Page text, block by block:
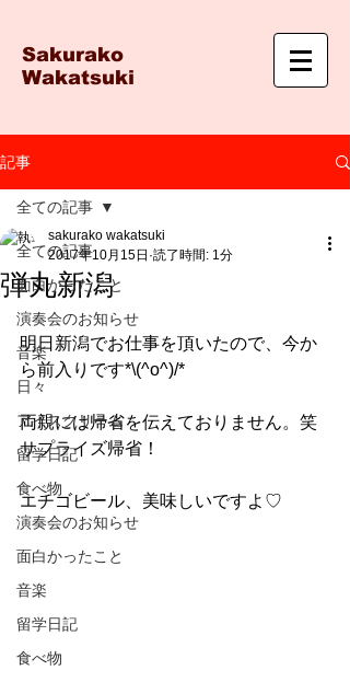
Sakurako
Wakatsuki
記事
全ての記事
面白かったこと
演奏会のお知らせ
音楽
日々
アイスクリーム
留学日記
食べ物
演奏会のお知らせ
面白かったこと
音楽
留学日記
食べ物
全ての記事
弾丸新潟
sakurako wakatsuki
2017年10月15日 読了時間: 1分
明日新潟でお仕事を頂いたので、今か
ら前入りです*\(^o^)/*
両親には帰省を伝えておりません。笑
サプライズ帰省！
エチゴビール、美味しいですよ♡